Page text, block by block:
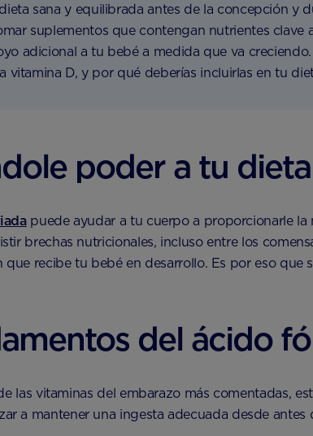
sana y equilibrada antes de la concepción y
suplementos que contengan nutrientes
adicional a tu bebé a medida que va
vitamina D, y por qué deberías incluirlas en tu
poder a tu dieta
puede ayudar a tu cuerpo a proporcionarle la
brechas nutricionales, incluso entre los
recibe tu bebé en desarrollo. Es por eso
del ácido
las vitaminas del embarazo más comentadas,
a mantener una ingesta adecuada desde antes